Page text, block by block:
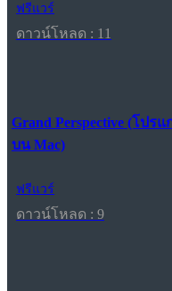
ฟรีแวร์
ดาวน์โหลด : 11
Grand Perspective (โป
บน Mac)
ฟรีแวร์
ดาวน์โหลด : 9